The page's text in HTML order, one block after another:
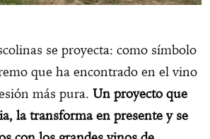
se proyecta: como símbolo
que ha encontrado en el vino
más pura. Un proyecto que
la transforma en presente y se